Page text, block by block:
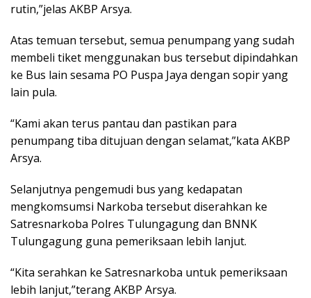
rutin,”jelas AKBP Arsya.
Atas temuan tersebut, semua penumpang yang sudah
membeli tiket menggunakan bus tersebut dipindahkan
ke Bus lain sesama PO Puspa Jaya dengan sopir yang
lain pula.
“Kami akan terus pantau dan pastikan para
penumpang tiba ditujuan dengan selamat,”kata AKBP
Arsya.
Selanjutnya pengemudi bus yang kedapatan
mengkomsumsi Narkoba tersebut diserahkan ke
Satresnarkoba Polres Tulungagung dan BNNK
Tulungagung guna pemeriksaan lebih lanjut.
“Kita serahkan ke Satresnarkoba untuk pemeriksaan
lebih lanjut,”terang AKBP Arsya.